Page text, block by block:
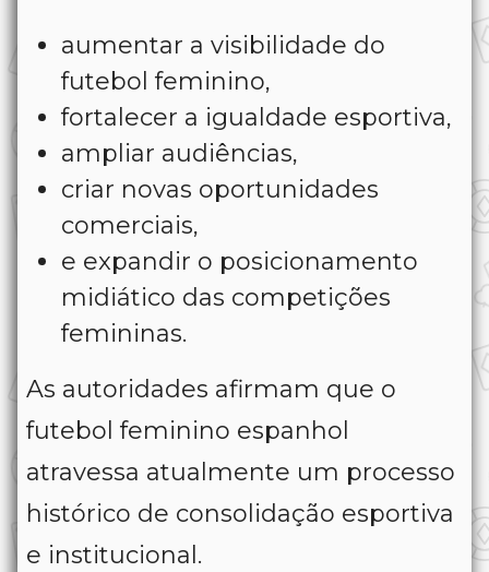
aumentar a visibilidade do
futebol feminino,
fortalecer a igualdade esportiva,
ampliar audiências,
criar novas oportunidades
comerciais,
e expandir o posicionamento
midiático das competições
femininas.
As autoridades afirmam que o
futebol feminino espanhol
atravessa atualmente um processo
histórico de consolidação esportiva
e institucional.